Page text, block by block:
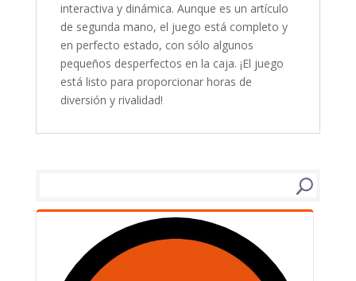
interactiva y dinámica. Aunque es un artículo
de segunda mano, el juego está completo y
en perfecto estado, con sólo algunos
pequeños desperfectos en la caja. ¡El juego
está listo para proporcionar horas de
diversión y rivalidad!